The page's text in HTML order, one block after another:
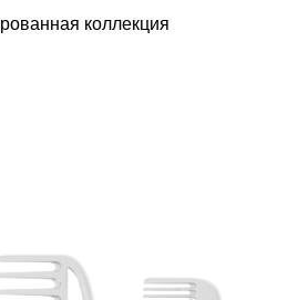
коллекция